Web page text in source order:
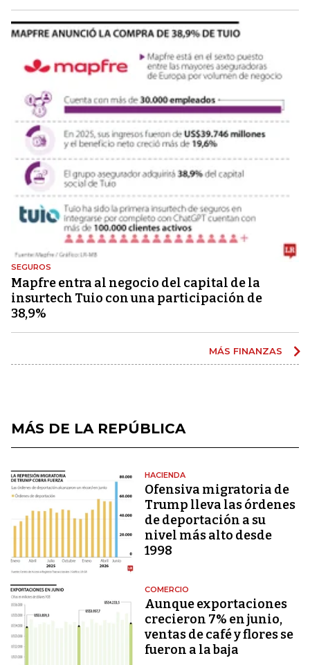
SEGUROS
Mapfre entra al negocio del capital de la
insurtech Tuio con una participación de
38,9%
MÁS FINANZAS
MÁS DE LA REPÚBLICA
HACIENDA
Ofensiva migratoria de
Trump lleva las órdenes
de deportación a su
nivel más alto desde
1998
COMERCIO
Aunque exportaciones
crecieron 7% en junio,
ventas de café y flores se
fueron a la baja